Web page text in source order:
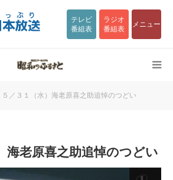
テレビ
番組表
ラジオ
番組表
メニュー
５／３１（水）海老原喜之助追悼のつどい
海老原喜之助追悼のつどい